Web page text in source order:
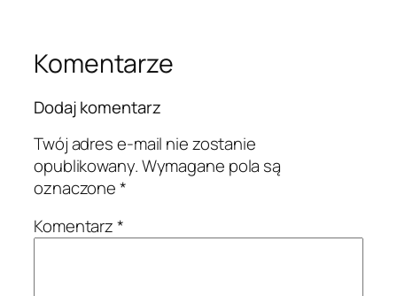
Komentarze
Dodaj komentarz
Twój adres e-mail nie zostanie
opublikowany.Wymagane pola są
oznaczone*
Komentarz*